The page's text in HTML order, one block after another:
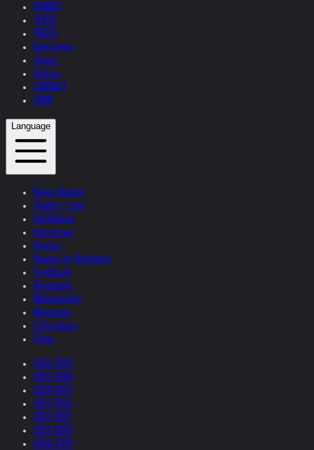
WORKS
TEXTS
PRESS
Interviews
Topics
Videos
CONTACT
SHOP
Language
News Update
Studio + Live
Exhibitions
Interviews
Quotes
Quotes by Helnwein
Feedback
Biography
Bibliography
Museums
Collections
Films
2026-2025
2025-2024
2024-2023
2023-2022
2022-2021
2021-2020
2020-2019